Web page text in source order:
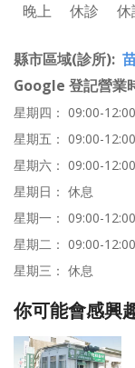
晚上
休診 休
縣市區域(診所)
Google 登記營業
星期四： 09:00-
星期五： 09:00-
星期六： 09:00-12:00
星期日： 休息
星期一： 09:00-
星期二： 09:00-
星期三： 休息
你可能會感興